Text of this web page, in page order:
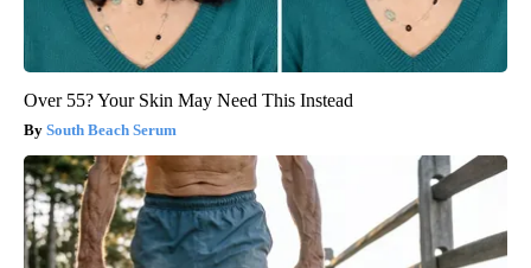
Over 55? Your Skin May Need This Instead
South Beach Serum